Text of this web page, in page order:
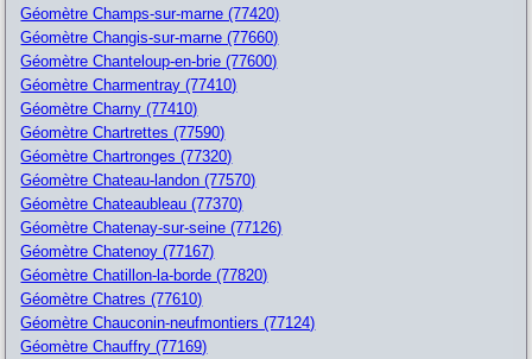
Géomètre Champs-sur-marne (77420)
Géomètre Changis-sur-marne (77660)
Géomètre Chanteloup-en-brie (77600)
Géomètre Charmentray (77410)
Géomètre Charny (77410)
Géomètre Chartrettes (77590)
Géomètre Chartronges (77320)
Géomètre Chateau-landon (77570)
Géomètre Chateaubleau (77370)
Géomètre Chatenay-sur-seine (77126)
Géomètre Chatenoy (77167)
Géomètre Chatillon-la-borde (77820)
Géomètre Chatres (77610)
Géomètre Chauconin-neufmontiers (77124)
Géomètre Chauffry (77169)